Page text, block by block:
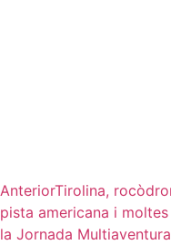
AnteriorTirolina,
pista americana i
la Jornada Multiaventura